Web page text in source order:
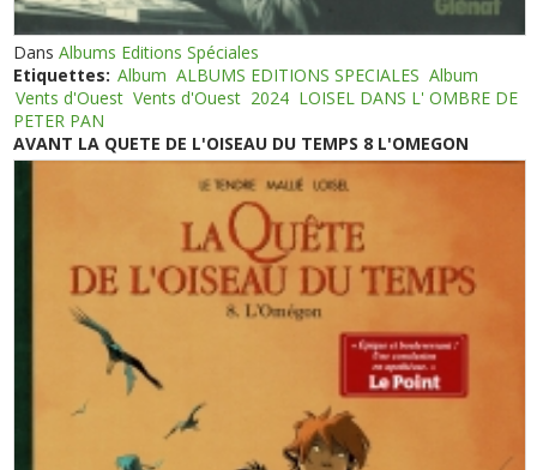
DansAlbums Editions Spéciales
Etiquettes: Album ALBUMS EDITIONS SPECIALES Album
Vents d'Ouest Vents d'Ouest 2024 LOISEL DANS L' OMBRE DE
PETER PAN
AVANT LA QUETE DE L'OISEAU DU TEMPS 8 L'OMEGON